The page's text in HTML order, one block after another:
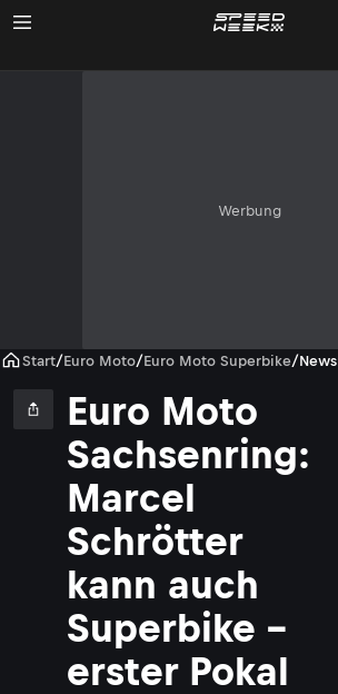
Werbung
Start/Euro Moto/Euro Moto Superbike/News
Euro Moto
Sachsenring:
Marcel
Schrötter
kann auch
Superbike –
erster Pokal